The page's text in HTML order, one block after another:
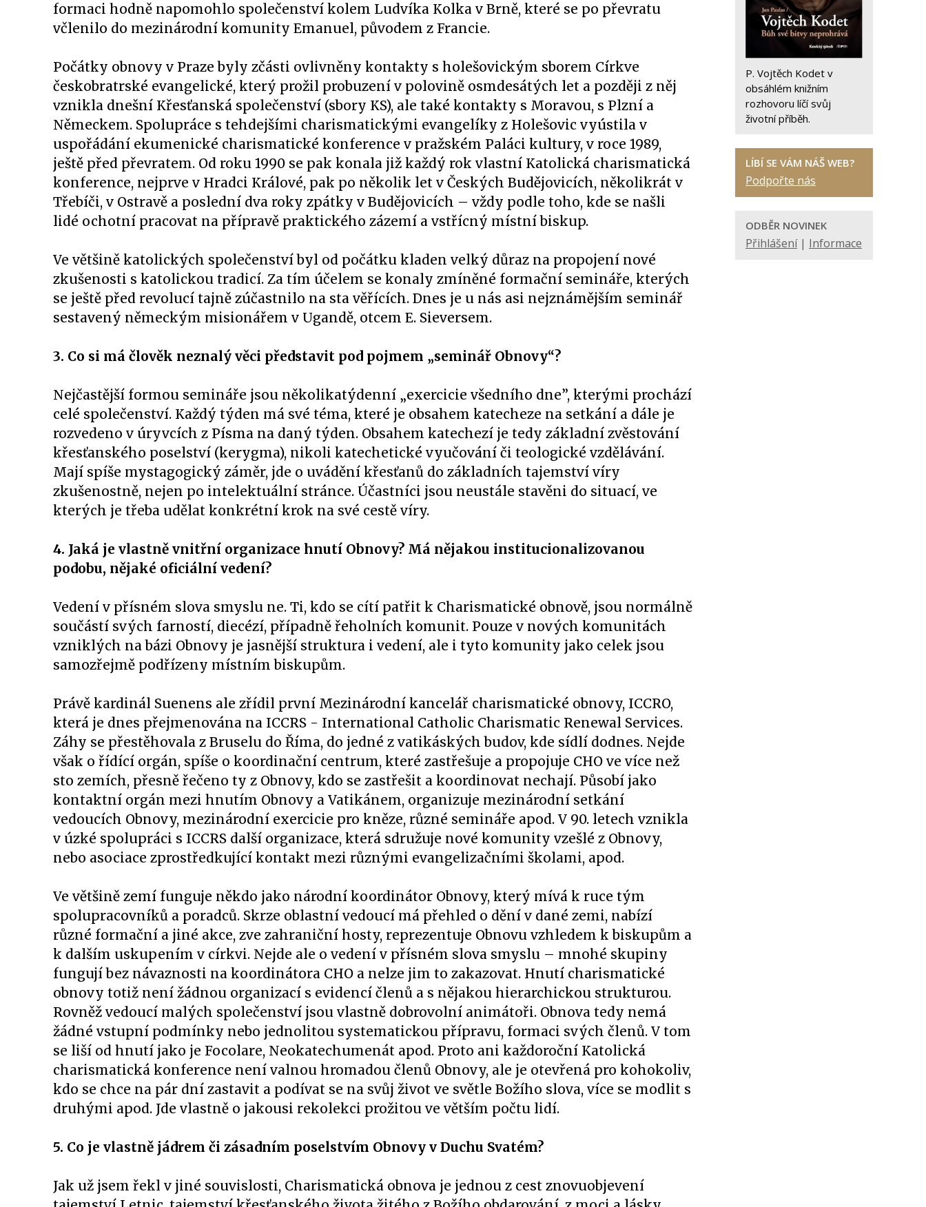
formaci hodně napomohlo společenství kolem Ludvíka Kolka v Brně, které se po převratu
včlenilo do mezinárodní komunity Emanuel, původem z Francie.
Počátky obnovy v Praze byly zčásti ovlivněny kontakty s holešovickým sborem Církve
českobratrské evangelické, který prožil probuzení v polovině osmdesátých let a později z něj
vznikla dnešní Křesťanská společenství (sbory KS), ale také kontakty s Moravou, s Plzní a
Německem. Spolupráce s tehdejšími charismatickými evangelíky z Holešovic vyústila v
uspořádání ekumenické charismatické konference v pražském Paláci kultury, v roce 1989,
ještě před převratem. Od roku 1990 se pak konala již každý rok vlastní Katolická charismatická
konference, nejprve v Hradci Králové, pak po několik let v Českých Budějovicích, několikrát v
Třebíči, v Ostravě a poslední dva roky zpátky v Budějovicích – vždy podle toho, kde se našli
lidé ochotní pracovat na přípravě praktického zázemí a vstřícný místní biskup.
Ve většině katolických společenství byl od počátku kladen velký důraz na propojení nové
zkušenosti s katolickou tradicí. Za tím účelem se konaly zmíněné formační semináře, kterých
se ještě před revolucí tajně zúčastnilo na sta věřících. Dnes je u nás asi nejznámějším seminář
sestavený německým misionářem v Ugandě, otcem E. Sieversem.
3. Co si má člověk neznalý věci představit pod pojmem „seminář Obnovy“?
Nejčastější formou semináře jsou několikatýdenní „exercicie všedního dne”, kterými prochází
celé společenství. Každý týden má své téma, které je obsahem katecheze na setkání a dále je
rozvedeno v úryvcích z Písma na daný týden. Obsahem katechezí je tedy základní zvěstování
křesťanského poselství (kerygma), nikoli katechetické vyučování či teologické vzdělávání.
Mají spíše mystagogický záměr, jde o uvádění křesťanů do základních tajemství víry
zkušenostně, nejen po intelektuální stránce. Účastníci jsou neustále stavěni do situací, ve
kterých je třeba udělat konkrétní krok na své cestě víry.
4. Jaká je vlastně vnitřní organizace hnutí Obnovy? Má nějakou institucionalizovanou
podobu, nějaké oficiální vedení?
Vedení v přísném slova smyslu ne. Ti, kdo se cítí patřit k Charismatické obnově, jsou normálně
součástí svých farností, diecézí, případně řeholních komunit. Pouze v nových komunitách
vzniklých na bázi Obnovy je jasnější struktura i vedení, ale i tyto komunity jako celek jsou
samozřejmě podřízeny místním biskupům.
Právě kardinál Suenens ale zřídil první Mezinárodní kancelář charismatické obnovy, ICCRO,
která je dnes přejmenována na ICCRS - International Catholic Charismatic Renewal Services.
Záhy se přestěhovala z Bruselu do Říma, do jedné z vatikáských budov, kde sídlí dodnes. Nejde
však o řídící orgán, spíše o koordinační centrum, které zastřešuje a propojuje CHO ve více než
sto zemích, přesně řečeno ty z Obnovy, kdo se zastřešit a koordinovat nechají. Působí jako
kontaktní orgán mezi hnutím Obnovy a Vatikánem, organizuje mezinárodní setkání
vedoucích Obnovy, mezinárodní exercicie pro kněze, různé semináře apod. V 90. letech vznikla
v úzké spolupráci s ICCRS další organizace, která sdružuje nové komunity vzešlé z Obnovy,
nebo asociace zprostředkující kontakt mezi různými evangelizačními školami, apod.
Ve většině zemí funguje někdo jako národní koordinátor Obnovy, který mívá k ruce tým
spolupracovníků a poradců. Skrze oblastní vedoucí má přehled o dění v dané zemi, nabízí
různé formační a jiné akce, zve zahraniční hosty, reprezentuje Obnovu vzhledem k biskupům a
k dalším uskupením v církvi. Nejde ale o vedení v přísném slova smyslu – mnohé skupiny
fungují bez návaznosti na koordinátora CHO a nelze jim to zakazovat. Hnutí charismatické
obnovy totiž není žádnou organizací s evidencí členů a s nějakou hierarchickou strukturou.
Rovněž vedoucí malých společenství jsou vlastně dobrovolní animátoři. Obnova tedy nemá
žádné vstupní podmínky nebo jednolitou systematickou přípravu, formaci svých členů. V tom
se liší od hnutí jako je Focolare, Neokatechumenát apod. Proto ani každoroční Katolická
charismatická konference není valnou hromadou členů Obnovy, ale je otevřená pro kohokoliv,
kdo se chce na pár dní zastavit a podívat se na svůj život ve světle Božího slova, více se modlit s
druhými apod. Jde vlastně o jakousi rekolekci prožitou ve větším počtu lidí.
5. Co je vlastně jádrem či zásadním poselstvím Obnovy v Duchu Svatém?
Jak už jsem řekl v jiné souvislosti, Charismatická obnova je jednou z cest znovuobjevení
P. Vojtěch Kodet v
obsáhlém knižním
rozhovoru líčí svůj
životní příběh.
LÍBÍ SE VÁM NÁŠ WEB?
Podpořte nás
ODBĚR NOVINEK
Přihlášení| Informace